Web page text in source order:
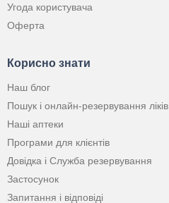
Угода користувача
Оферта
Корисно знати
Наш блог
Пошук і онлайн-резервування ліків
Наші аптеки
Програми для клієнтів
Довідка і Служба резервування
Застосунок
Запитання і відповіді